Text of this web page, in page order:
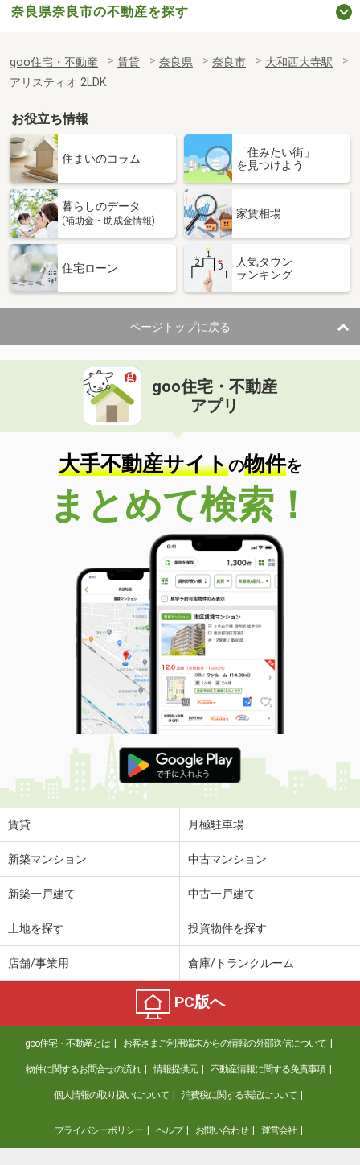
奈良県奈良市の不動産を探す
goo住宅・不動産 賃貸 奈良県 奈良市
大和西大寺駅
アリスティオ 2LDK
お役立ち情報
住まいのコラム
「住みたい街」
を見つけよう
暮らしのデータ
(補助金・助成金情報)
家賃相場
住宅ローン
人気タウン
ランキング
ページトップに戻る
goo住宅・不動産
アプリ
大手不動産サイトの物件を
まとめて検索！
賃貸 月極駐車場
新築マンション 中古マンション
新築一戸建て 中古一戸建て
土地を探す 投資物件を探す
店舗/事業用 倉庫/トランクルーム
PC版へ
goo住宅・不動産とは お客さまご利用端末からの情報の外部送信について
物件に関するお問合せの流れ 情報提供元 不動産情報に関する免責事項
個人情報の取り扱いについて 消費税に関する表記について
プライバシーポリシー ヘルプ お問い合わせ 運営会社